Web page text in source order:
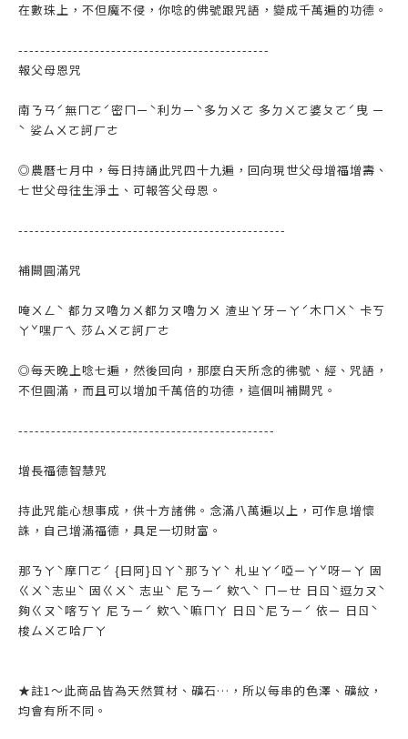
在數珠上，不但魔不侵，你唸的佛號跟咒語，變成千萬遍的功德。
----------------------------------------------
報父母恩咒
南ㄋㄢˊ無ㄇㄛˊ密ㄇㄧˋ利ㄌㄧˋ多ㄉㄨㄛ 多ㄉㄨㄛ婆ㄆㄛˊ曳 ㄧ
ˋ 娑ㄙㄨㄛ訶ㄏㄜ
◎農曆七月中，每日持誦此咒四十九遍，回向現世父母增福增壽、
七世父母往生淨土、可報答父母恩。
-------------------------------------------------
補闕圓滿咒
唵ㄨㄥˋ 都ㄉㄡ嚕ㄉㄨ都ㄉㄡ嚕ㄉㄨ 渣ㄓㄚ牙ㄧㄚˊ木ㄇㄨˋ 卡ㄎ
ㄚˇ嘿ㄏㄟ 莎ㄙㄨㄛ訶ㄏㄜ
◎每天晚上唸七遍，然後回向，那麼白天所念的彿號、經、咒語，
不但圓滿，而且可以增加千萬倍的功德，這個叫補闕咒。
-----------------------------------------------
增長福德智慧咒
持此咒能心想事成，供十方諸佛。念滿八萬遍以上，可作息增懷
誅，自己增滿福德，具足一切財富。
那ㄋㄚˋ摩ㄇㄛˊ {曰阿}ㄖㄚˋ那ㄋㄚˋ 札ㄓㄚˊ啞ㄧㄚˇ呀ㄧㄚ 固
ㄍㄨˋ志ㄓˋ 固ㄍㄨˋ 志ㄓˋ 尼ㄋㄧˊ 欸ㄟˋ ㄇㄧㄝ 日ㄖˋ逗ㄉㄡˋ
夠ㄍㄡˋ喀ㄎㄚ 尼ㄋㄧˊ 欸ㄟˋ嘛ㄇㄚ 日ㄖˋ尼ㄋㄧˊ 依ㄧ 日ㄖˋ
梭ㄙㄨㄛ哈ㄏㄚ
★註1～此商品皆為天然質材、礦石…，所以每串的色澤、礦紋，
均會有所不同。